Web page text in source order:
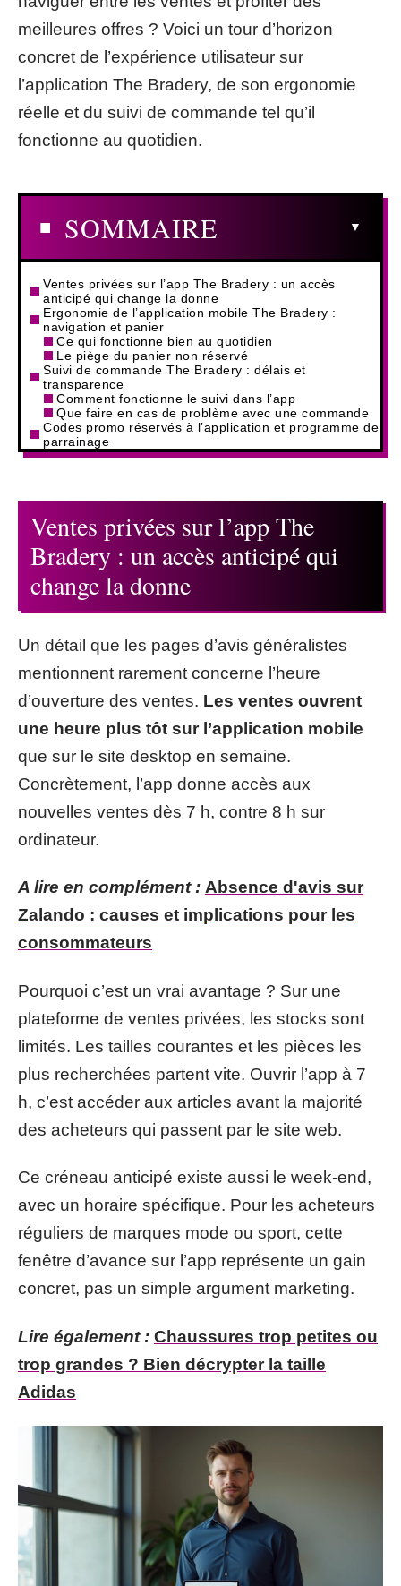
meilleures offres ? Voici un tour d’horizon
concret de l’expérience utilisateur sur
l’application The Bradery, de son ergonomie
réelle et du suivi de commande tel qu’il
fonctionne au quotidien.
SOMMAIRE
Ventes privées sur l’app The Bradery : un accès
anticipé qui change la donne
Ergonomie de l’application mobile The Bradery :
navigation et panier
Ce qui fonctionne bien au quotidien
Le piège du panier non réservé
Suivi de commande The Bradery : délais et
transparence
Comment fonctionne le suivi dans l’app
Que faire en cas de problème avec une commande
Codes promo réservés à l’application et programme de
parrainage
Ventes privées sur l’app The
Bradery : un accès anticipé qui
change la donne
Un détail que les pages d’avis généralistes
mentionnent rarement concerne l’heure
d’ouverture des ventes. Les ventes ouvrent
une heure plus tôt sur l’application mobile
que sur le site desktop en semaine.
Concrètement, l’app donne accès aux
nouvelles ventes dès 7 h, contre 8 h sur
ordinateur.
A lire en complément : Absence d'avis sur
Zalando : causes et implications pour les
consommateurs
Pourquoi c’est un vrai avantage ? Sur une
plateforme de ventes privées, les stocks sont
limités. Les tailles courantes et les pièces les
plus recherchées partent vite. Ouvrir l’app à 7
h, c’est accéder aux articles avant la majorité
des acheteurs qui passent par le site web.
Ce créneau anticipé existe aussi le week-end,
avec un horaire spécifique. Pour les acheteurs
réguliers de marques mode ou sport, cette
fenêtre d’avance sur l’app représente un gain
concret, pas un simple argument marketing.
Lire également : Chaussures trop petites ou
trop grandes ? Bien décrypter la taille
Adidas